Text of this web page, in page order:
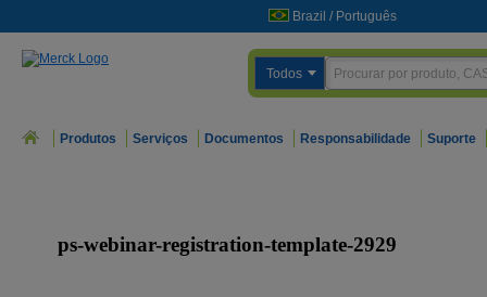
Brazil / Português
Todos
Produtos Serviços Documentos Responsabilidade Suporte